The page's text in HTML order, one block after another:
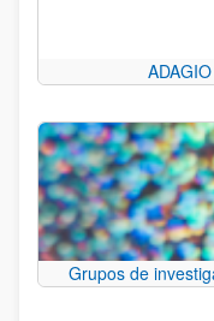
Grupos de